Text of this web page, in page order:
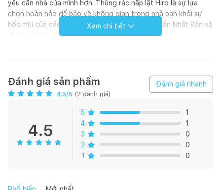
yêu căn nhà của mình hơn. Thùng rác nắp lật Hiro là sự lựa
chọn hoàn hảo để bảo vệ không gian trong nhà bạn khỏi sự
bốc mùi của các loại rác. Sản phẩm đạt tiêu chuẩn Nhật Bản và
được các bà nội trợ tin dùng.
Phân tử Ion bạc kháng khuẩn, khử mùi.
Xem chi tiết
Đánh giá sản phẩm
4.5/5 (2 đánh giá)
Đánh giá nhanh
4.5
5
1
4
1
3
0
2
0
1
0